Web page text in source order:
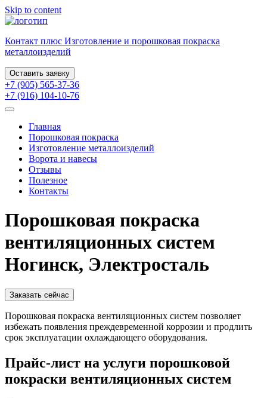
Skip to content
Контакт плюс Изготовление и порошковая покраска
металлоизделий
Оставить заявку
+7 (905) 565-37-36
+7 (916) 104-10-76
Главная
Порошковая покраска
Изготовление металлоизделий
Ворота и навесы
Отзывы
Полезное
Контакты
Порошковая покраска
вентиляционных систем
Ногинск, Электросталь
Заказать сейчас
Порошковая покраска вентиляционных систем позволяет
избежать появления преждевременной коррозии и продлить
срок эксплуатации охлаждающего оборудования.
Прайс-лист на услуги порошковой
покраски вентиляционных систем